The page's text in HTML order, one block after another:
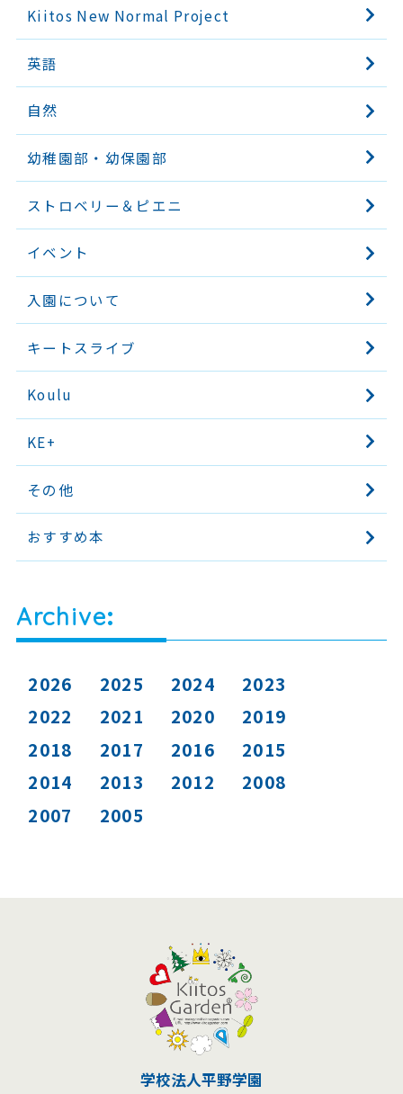
Kiitos New Normal Project
英語
自然
幼稚園部・幼保園部
ストロベリー＆ピエニ
イベント
入園について
キートスライブ
Koulu
KE+
その他
おすすめ本
Archive
2026 2025 2024
2023
2022
2021 2020
2019
2018
2017 2016
2015
2014
2013 2012
2008
2007
2005
学校法人平野学園